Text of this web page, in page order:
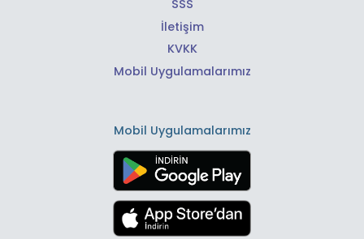
SSS
İletişim
KVKK
Mobil Uygulamalarımız
Mobil Uygulamalarımız